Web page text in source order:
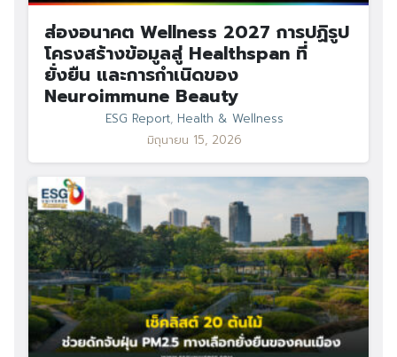
ส่องอนาคต Wellness 2027 การปฏิรูป
โครงสร้างข้อมูลสู่ Healthspan ที่
ยั่งยืน และการกำเนิดของ
Neuroimmune Beauty
ESG Report, Health & Wellness
มิถุนายน 15, 2026